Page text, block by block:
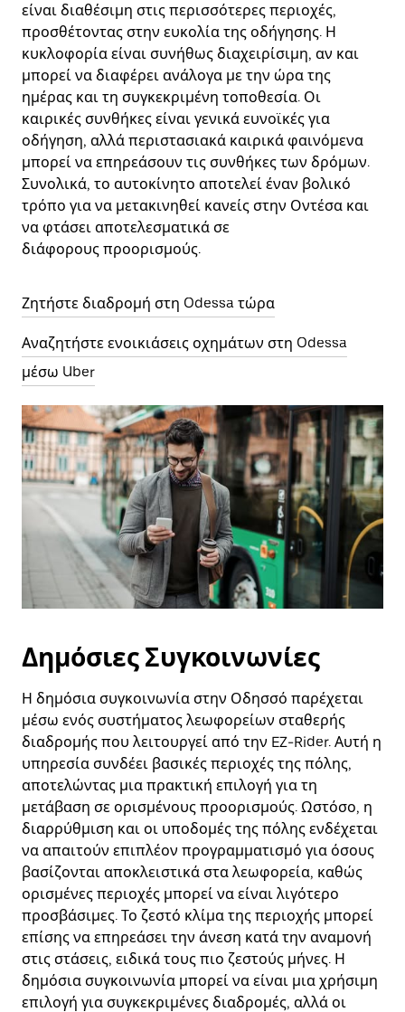
είναι διαθέσιμη στις περισσότερες περιοχές,
προσθέτοντας στην ευκολία της οδήγησης. Η
κυκλοφορία είναι συνήθως διαχειρίσιμη, αν και
μπορεί να διαφέρει ανάλογα με την ώρα της
ημέρας και τη συγκεκριμένη τοποθεσία. Οι
καιρικές συνθήκες είναι γενικά ευνοϊκές για
οδήγηση, αλλά περιστασιακά καιρικά φαινόμενα
μπορεί να επηρεάσουν τις συνθήκες των δρόμων.
Συνολικά, το αυτοκίνητο αποτελεί έναν βολικό
τρόπο για να μετακινηθεί κανείς στην Οντέσα και
να φτάσει αποτελεσματικά σε
διάφορους προορισμούς.
Ζητήστε διαδρομή στη Odessa τώρα
Αναζητήστε ενοικιάσεις οχημάτων στη Odessa
μέσω Uber
Δημόσιες Συγκοινωνίες
Η δημόσια συγκοινωνία στην Οδησσό παρέχεται
μέσω ενός συστήματος λεωφορείων σταθερής
διαδρομής που λειτουργεί από την EZ-Rider. Αυτή η
υπηρεσία συνδέει βασικές περιοχές της πόλης,
αποτελώντας μια πρακτική επιλογή για τη
μετάβαση σε ορισμένους προορισμούς. Ωστόσο, η
διαρρύθμιση και οι υποδομές της πόλης ενδέχεται
να απαιτούν επιπλέον προγραμματισμό για όσους
βασίζονται αποκλειστικά στα λεωφορεία, καθώς
ορισμένες περιοχές μπορεί να είναι λιγότερο
προσβάσιμες. Το ζεστό κλίμα της περιοχής μπορεί
επίσης να επηρεάσει την άνεση κατά την αναμονή
στις στάσεις, ειδικά τους πιο ζεστούς μήνες. Η
δημόσια συγκοινωνία μπορεί να είναι μια χρήσιμη
επιλογή για συγκεκριμένες διαδρομές, αλλά οι